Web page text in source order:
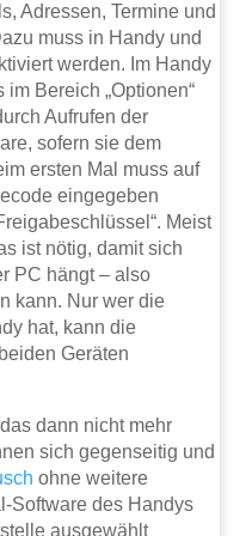
Adressen, Termine und
muss in Handy und
werden. Im Handy
Bereich „Optionen“
Aufrufen der
sofern sie dem
ersten Mal muss auf
eingegeben
Meist
ist nötig, damit sich
PC hängt – also
kann. Nur wer die
hat, kann die
Geräten
dann nicht mehr
sich gegenseitig und
ohne weitere
Software des Handys
ausgewählt